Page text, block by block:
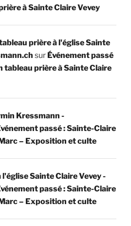
à Sainte Claire Vevey
prière à l'église Sainte
sur Événement passé
tableau prière à Sainte Claire
Kressmann -
passé : Sainte-Claire
– Exposition et culte
Sainte Claire Vevey -
passé : Sainte-Claire
– Exposition et culte